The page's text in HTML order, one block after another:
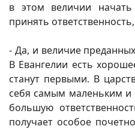
в этом величии
принять
- Да, и величие
В Евангелии есть
станут первыми. В
себя самым маленьким
большую
получает особое